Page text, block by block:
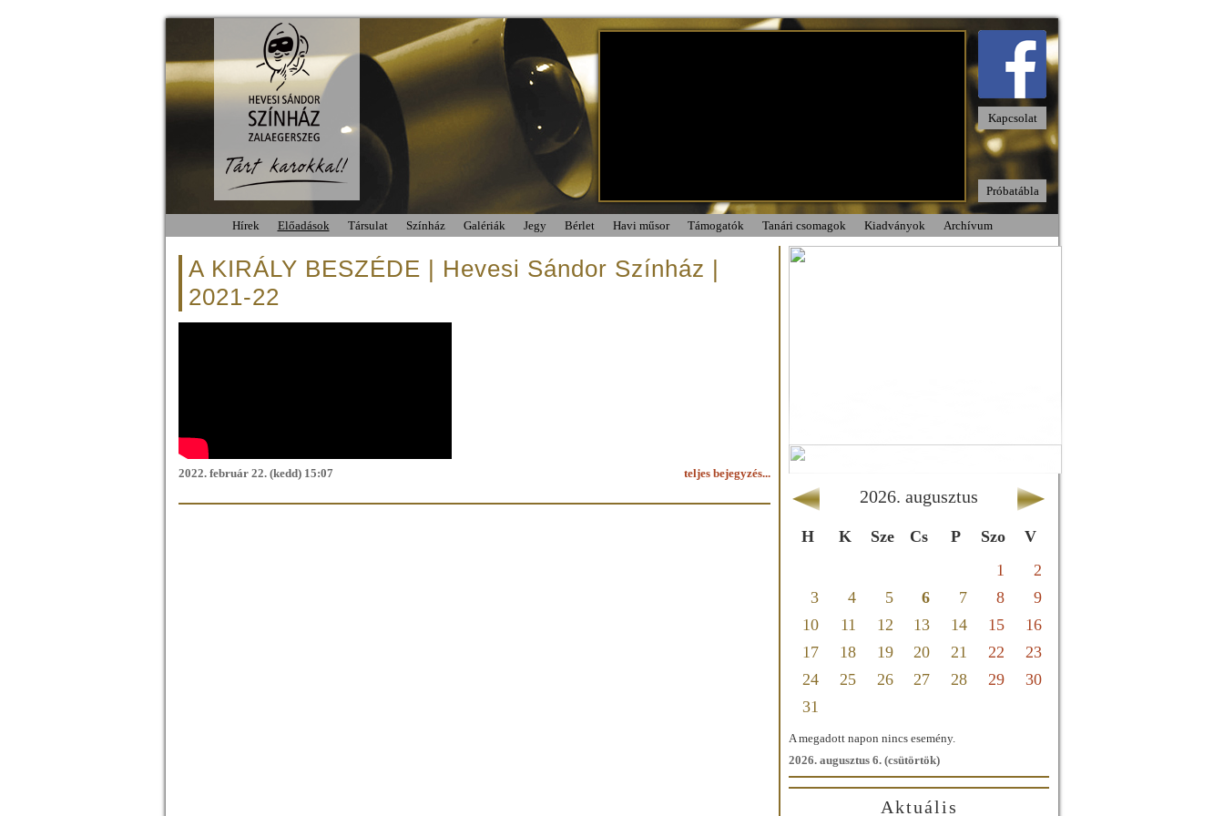
Hírek Előadások Társulat Színház Galériák Jegy Bérlet Havi műsor Támogatók Tanári csomagok Kiadványok Archívum
Kapcsolat
Próbatábla
A KIRÁLY BESZÉDE | Hevesi Sándor Színház |
2021-22
teljes bejegyzés...
2022. február 22. (kedd) 15:07
2026. augusztus
H K Sze Cs P Szo
V
1
2
3
4 5 6 7 8
9
10
11 12 13 14 15
16
17
18 19 20 21 22
23
24
25 26 27 28 29
30
31
A megadott napon nincs esemény.
2026. augusztus 6. (csütörtök)
Aktuális